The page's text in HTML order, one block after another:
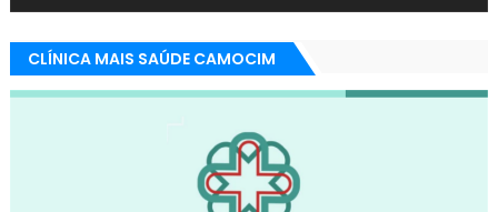
CLÍNICA MAIS SAÚDE CAMOCIM